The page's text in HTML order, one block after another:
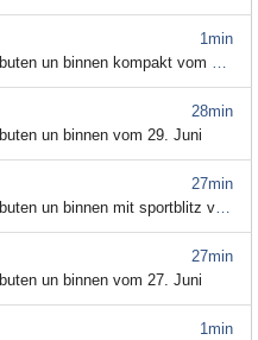
1min
buten un binnen kompakt vom 29. Juni
28min
buten un binnen vom 29. Juni
27min
buten un binnen mit sportblitz vom 28. Juni
27min
buten un binnen vom 27. Juni
1min